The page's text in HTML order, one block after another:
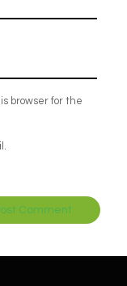
browser for the